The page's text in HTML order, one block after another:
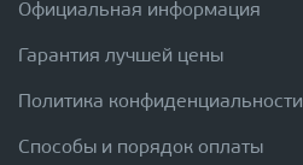
Официальная информация
Гарантия лучшей цены
Политика конфиденциальности
Способы и порядок оплаты